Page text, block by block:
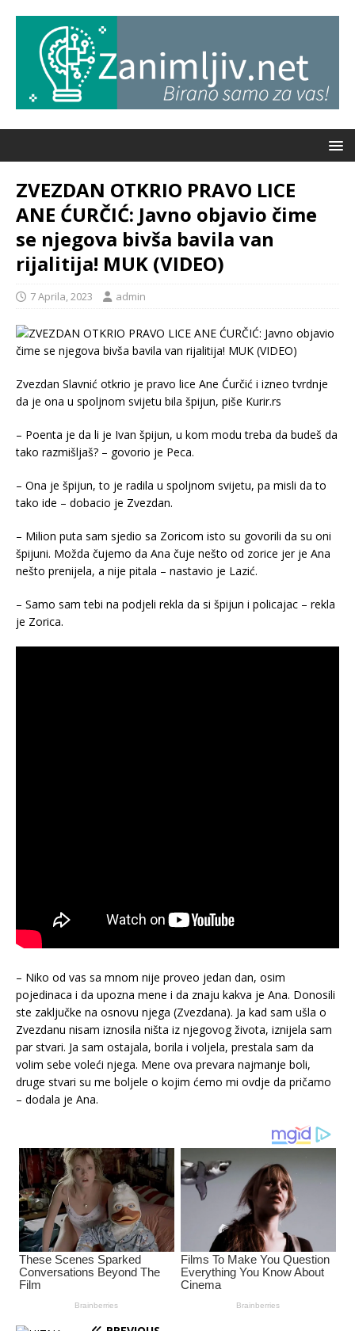
ZVEZDAN OTKRIO PRAVO LICE
ANE ĆURČIĆ: Javno objavio čime
se njegova bivša bavila van
rijalitija! MUK (VIDEO)
7 Aprila, 2023 admin
Zvezdan Slavnić otkrio je pravo lice Ane Ćurčić i izneo tvrdnje
da je ona u spoljnom svijetu bila špijun, piše Kurir.rs
– Poenta je da li je Ivan špijun, u kom modu treba da budeš da
tako razmišljaš? – govorio je Peca.
– Ona je špijun, to je radila u spoljnom svijetu, pa misli da to
tako ide – dobacio je Zvezdan.
– Milion puta sam sjedio sa Zoricom isto su govorili da su oni
špijuni. Možda čujemo da Ana čuje nešto od zorice jer je Ana
nešto prenijela, a nije pitala – nastavio je Lazić.
– Samo sam tebi na podjeli rekla da si špijun i policajac – rekla
je Zorica.
– Niko od vas sa mnom nije proveo jedan dan, osim
pojedinaca i da upozna mene i da znaju kakva je Ana. Donosili
ste zaključke na osnovu njega (Zvezdana). Ja kad sam ušla o
Zvezdanu nisam iznosila ništa iz njegovog života, iznijela sam
par stvari. Ja sam ostajala, borila i voljela, prestala sam da
volim sebe voleći njega. Mene ova prevara najmanje boli,
druge stvari su me boljele o kojim ćemo mi ovdje da pričamo
– dodala je Ana.